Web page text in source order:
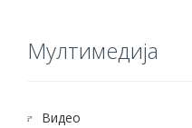
Mултимедија
Видео